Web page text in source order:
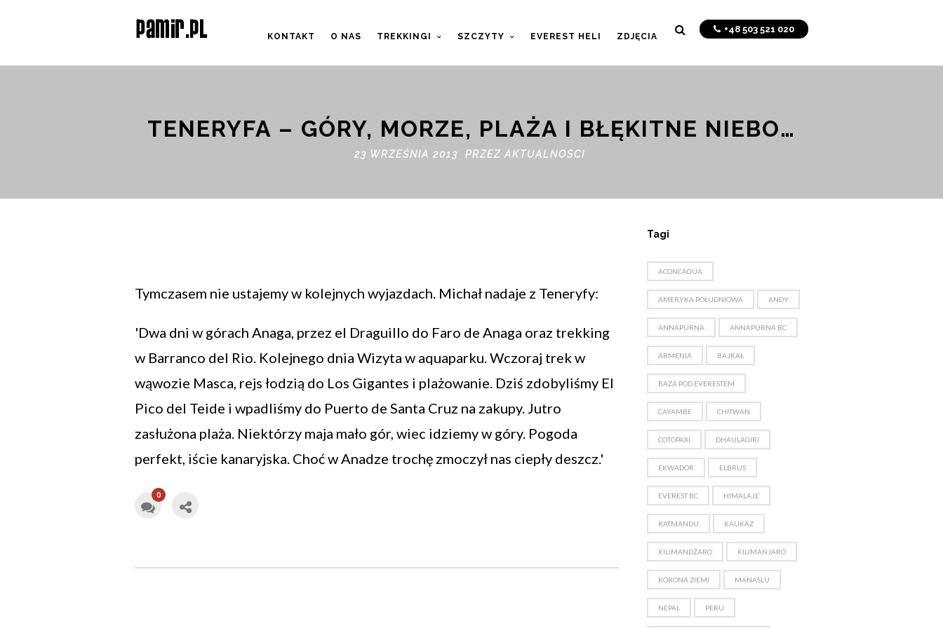
+48 503 521 020
KONTAKT O NAS TREKKINGI SZCZYTY EVEREST HELI ZDJĘCIA
TENERYFA – GÓRY, MORZE, PLAŻA I BŁĘKITNE NIEBO…
23 WRZEŚNIA 2013 PRZEZAKTUALNOSCI
Tymczasem nie ustajemy w kolejnych wyjazdach. Michał nadaje z Teneryfy:
'Dwa dni w górach Anaga, przez el Draguillo do Faro de Anaga oraz trekking
w Barranco del Rio. Kolejnego dnia Wizyta w aquaparku. Wczoraj trek w
wąwozie Masca, rejs łodzią do Los Gigantes i plażowanie. Dziś zdobyliśmy El
Pico del Teide i wpadliśmy do Puerto de Santa Cruz na zakupy. Jutro
zasłużona plaża. Niektórzy maja mało gór, wiec idziemy w góry. Pogoda
perfekt, iście kanaryjska. Choć w Anadze trochę zmoczył nas ciepły deszcz.'
0
Tagi
ACONCAGUA
AMERYKA POŁUDNIOWA ANDY
ANNAPURNA ANNAPURNA BC
ARMENIA BAJKAŁ
BAZA POD EVERESTEM
CAYAMBE CHITWAN
COTOPAXI DHAULAGIRI
EKWADOR ELBRUS
EVEREST BC HIMALAJE
KATMANDU KAUKAZ
KILIMANDŻARO KILIMANJARO
KORONA ZIEMI MANASLU
NEPAL PERU